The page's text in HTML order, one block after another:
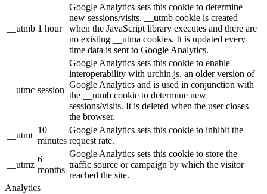
__utmb 1 hour
Google Analytics sets this cookie to determine
new sessions/visits. __utmb cookie is created
when the JavaScript library executes and there are
no existing __utma cookies. It is updated every
time data is sent to Google Analytics.
__utmc session
Google Analytics sets this cookie to enable
interoperability with urchin.js, an older version of
Google Analytics and is used in conjunction with
the __utmb cookie to determine new
sessions/visits. It is deleted when the user closes
the browser.
__utmt
10
minutes
Google Analytics sets this cookie to inhibit the
request rate.
__utmz
6
months
Google Analytics sets this cookie to store the
traffic source or campaign by which the visitor
reached the site.
Analytics